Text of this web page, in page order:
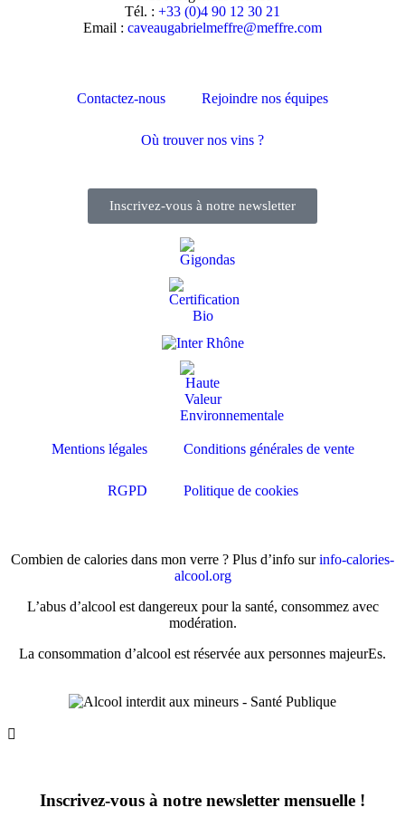
Tél. : +33 (0)4 90 12 30 21
Email : moc.erffem@erffemleirbaguaevac
Contactez-nous Rejoindre nos équipes
Où trouver nos vins ?
Inscrivez-vous à notre newsletter
Mentions légales Conditions générales de vente
RGPD Politique de cookies
Combien de calories dans mon verre ? Plus d’info surinfo-calories-
alcool.org
L’abus d’alcool est dangereux pour la santé, consommez avec
modération.
La consommation d’alcool est réservée aux personnes majeurEs.
Inscrivez-vous à notre newsletter mensuelle !